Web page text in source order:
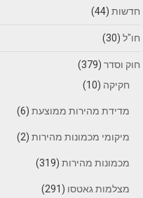
חדשות (44)
חו"ל (30)
חוק וסדר (379)
חקיקה (10)
מדידת מהירות ממוצעת (6)
מיקומי מכמונות מהירות (2)
מכמונות מהירות (319)
מצלמות גאטסו (291)